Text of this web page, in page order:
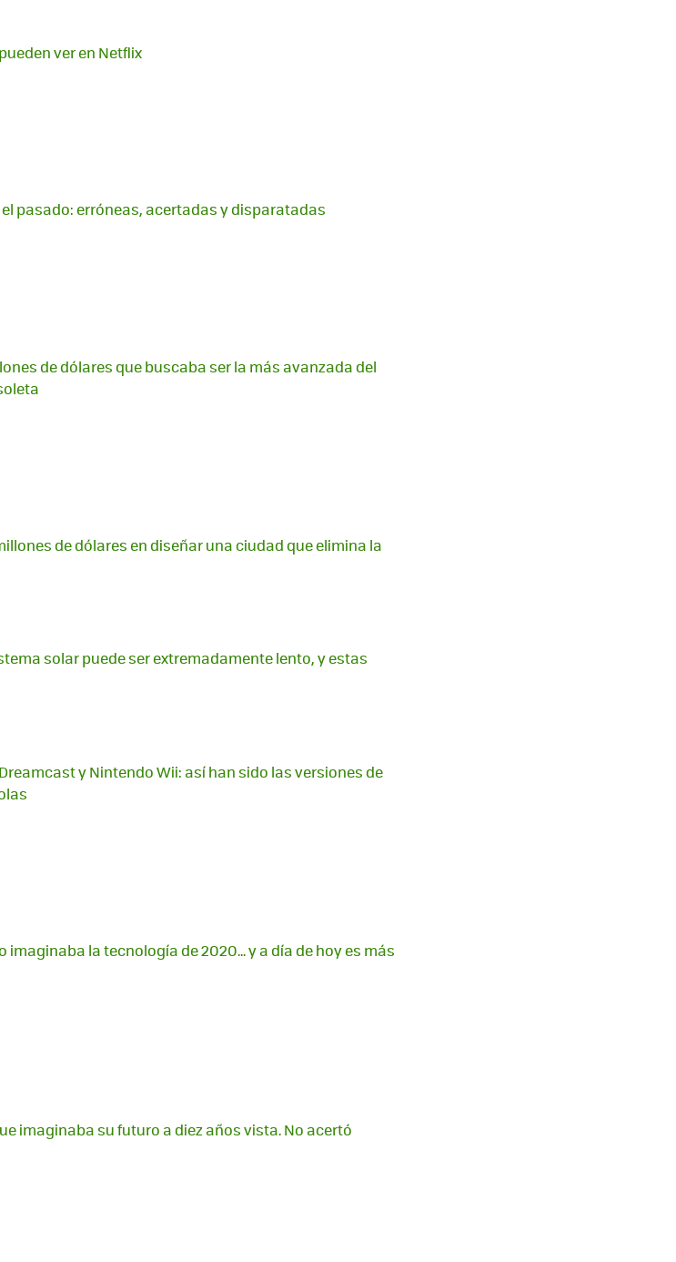
ver en Netflix
pasado: erróneas, acertadas y disparatadas
de dólares que buscaba ser la más avanzada del
de dólares en diseñar una ciudad que elimina la
solar puede ser extremadamente lento, y estas
y Nintendo Wii: así han sido las versiones de
imaginaba la tecnología de 2020... y a día de hoy es más
imaginaba su futuro a diez años vista. No acertó